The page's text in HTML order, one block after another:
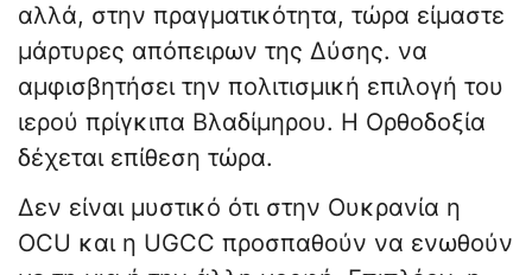
αλλά, στην πραγματικότητα, τώρα είμαστε
μάρτυρες απόπειρων της Δύσης. να
αμφισβητήσει την πολιτισμική επιλογή του
ιερού πρίγκιπα Βλαδίμηρου. Η Ορθοδοξία
δέχεται επίθεση τώρα.
Δεν είναι μυστικό ότι στην Ουκρανία η
OCU και η UGCC προσπαθούν να ενωθούν